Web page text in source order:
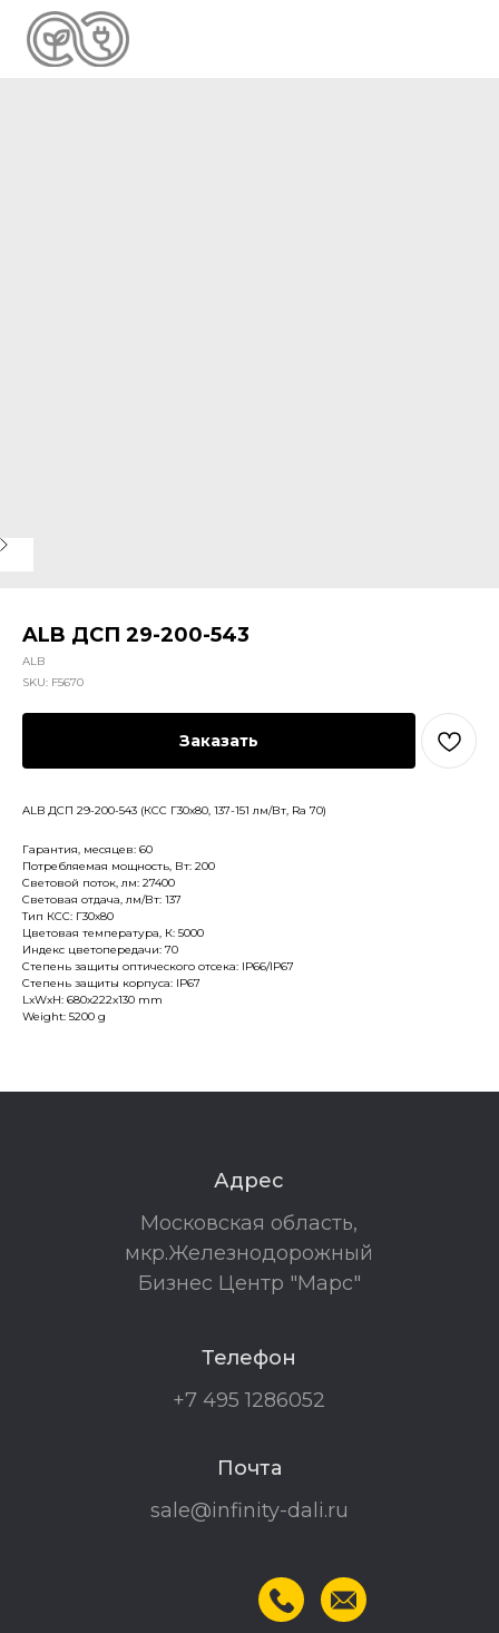
ALB ДСП 29-200-543
ALB
SKU: F5670
Заказать
ALB ДСП 29-200-543 (КСС Г30х80, 137-151 лм/Вт, Ra 70)
Гарантия, месяцев: 60
Потребляемая мощность, Вт: 200
Световой поток, лм: 27400
Световая отдача, лм/Вт: 137
Тип КСС: Г30х80
Цветовая температура, К: 5000
Индекс цветопередачи: 70
Степень защиты оптического отсека: IP66/IP67
Степень защиты корпуса: IP67
LxWxH: 680x222x130 mm
Weight: 5200 g
Адрес
Московская область,
мкр.Железнодорожный
Бизнес Центр "Марс"
Телефон
+7 495 1286052
Почта
sale@infinity-dali.ru